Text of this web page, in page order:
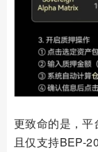
更致命的是，平
且仅支持BEP-